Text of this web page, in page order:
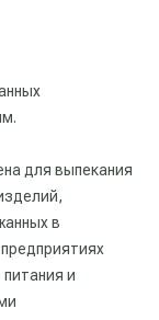
для выпекания
в
и